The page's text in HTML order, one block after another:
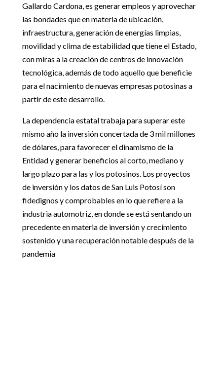
Gallardo Cardona, es generar empleos y aprovechar
las bondades que en materia de ubicación,
infraestructura, generación de energías limpias,
movilidad y clima de estabilidad que tiene el Estado,
con miras a la creación de centros de innovación
tecnológica, además de todo aquello que beneficie
para el nacimiento de nuevas empresas potosinas a
partir de este desarrollo.
La dependencia estatal trabaja para superar este
mismo año la inversión concertada de 3 mil millones
de dólares, para favorecer el dinamismo de la
Entidad y generar beneficios al corto, mediano y
largo plazo para las y los potosinos. Los proyectos
de inversión y los datos de San Luis Potosí son
fidedignos y comprobables en lo que refiere a la
industria automotriz, en donde se está sentando un
precedente en materia de inversión y crecimiento
sostenido y una recuperación notable después de la
pandemia